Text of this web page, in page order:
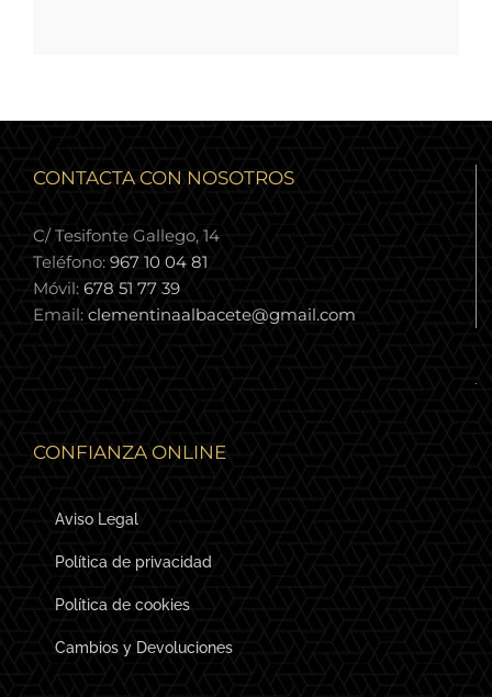
CONTACTA CON NOSOTROS
C/ Tesifonte Gallego, 14
Teléfono: 967 10 04 81
Móvil: 678 51 77 39
Email: clementinaalbacete@gmail.com
CONFIANZA ONLINE
Aviso Legal
Política de privacidad
Política de cookies
Cambios y Devoluciones